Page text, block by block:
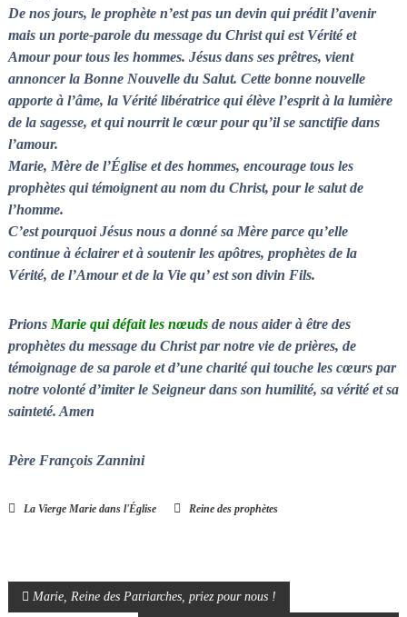
De nos jours, le prophète n’est pas un devin qui prédit l’avenir
mais un porte-parole du message du Christ qui est Vérité et
Amour pour tous les hommes. Jésus dans ses prêtres, vient
annoncer la Bonne Nouvelle du Salut. Cette bonne nouvelle
apporte à l’âme, la Vérité libératrice qui élève l’esprit à la lumière
de la sagesse, et qui nourrit le cœur pour qu’il se sanctifie dans
l’amour.
Marie, Mère de l’Église et des hommes, encourage tous les
prophètes qui témoignent au nom du Christ, pour le salut de
l’homme.
C’est pourquoi Jésus nous a donné sa Mère parce qu’elle
continue à éclairer et à soutenir les apôtres, prophètes de la
Vérité, de l’Amour et de la Vie qu’ est son divin Fils.
Prions Marie qui défait les nœuds de nous aider à être des
prophètes du message du Christ par notre vie de prières, de
témoignage de sa parole et d’une charité qui touche les cœurs par
notre volonté d’imiter le Seigneur dans son humilité, sa vérité et sa
sainteté. Amen
Père François Zannini
La Vierge Marie dans l'Église Reine des prophètes
N Marie, Reine des Patriarches, priez pour nous !